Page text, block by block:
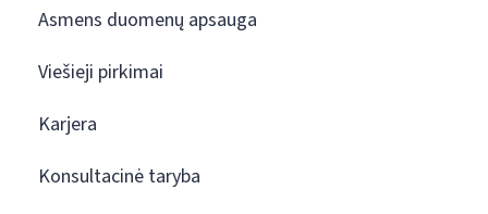
Asmens duomenų apsauga
Viešieji pirkimai
Karjera
Konsultacinė taryba